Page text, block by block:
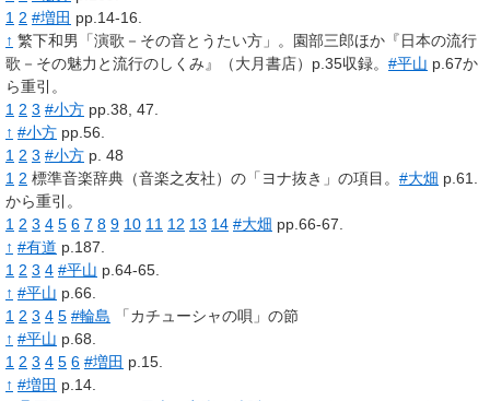
1 2 #増田 pp.14-16.
↑ 繁下和男「演歌－その音とうたい方」。園部三郎ほか『日本の流行
歌－その魅力と流行のしくみ』（大月書店）p.35収録。 #平山 p.67か
ら重引。
1 2 3 #小方 pp.38, 47.
↑ #小方 pp.56.
1 2 3 #小方 p. 48
1 2 標準音楽辞典（音楽之友社）の「ヨナ抜き」の項目。 #大畑 p.61.
から重引。
1 2 3 4 5 6 7 8 9 10 11 12 13 14 #大畑 pp.66-67.
↑ #有道 p.187.
1 2 3 4 #平山 p.64-65.
↑ #平山 p.66.
1 2 3 4 5 #輪島 「カチューシャの唄」の節
↑ #平山 p.68.
1 2 3 4 5 6 #増田 p.15.
↑ #増田 p.14.